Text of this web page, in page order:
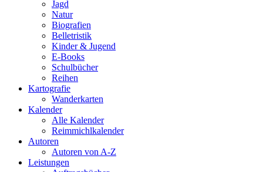
Jagd
Natur
Biografien
Belletristik
Kinder & Jugend
E-Books
Schulbücher
Reihen
Kartografie
Wanderkarten
Kalender
Alle Kalender
Reimmichlkalender
Autoren
Autoren von A-Z
Leistungen